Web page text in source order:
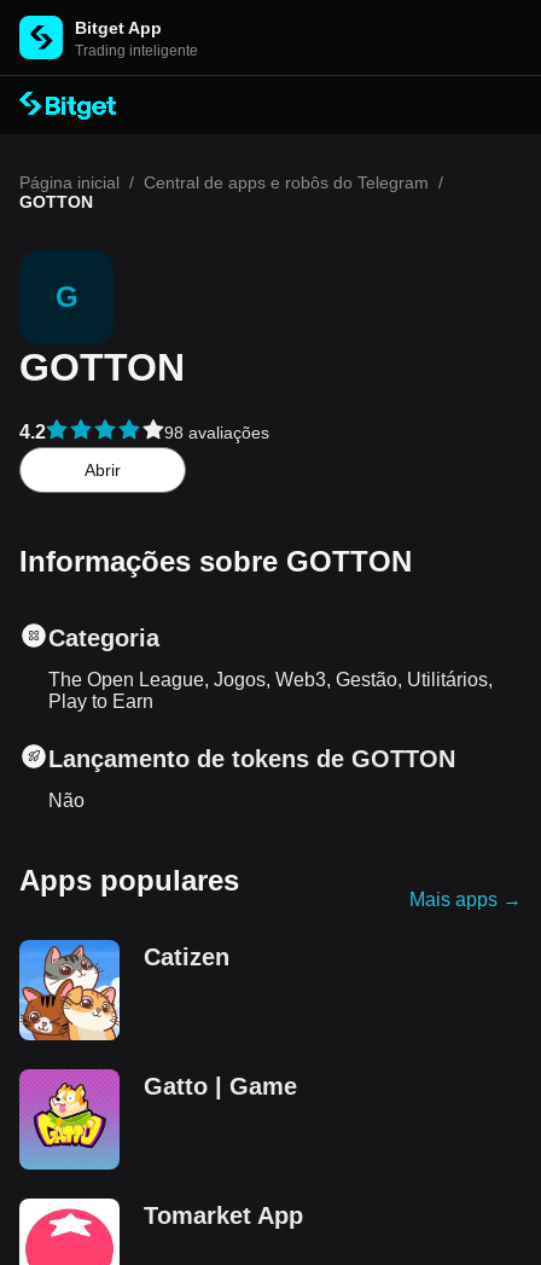
Bitget App
Trading inteligente
Página inicial / Central de apps e robôs do Telegram /
GOTTON
G
GOTTON
4.2
98 avaliações
Abrir
Informações sobre GOTTON
Categoria
The Open League, Jogos, Web3, Gestão, Utilitários,
Play to Earn
Lançamento de tokens de GOTTON
Não
Apps populares
Mais apps →
Catizen
Gatto | Game
Tomarket App